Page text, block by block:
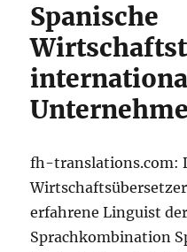
Spanische
fh-translations.com:
erfahrene Linguist
Sprachkombination